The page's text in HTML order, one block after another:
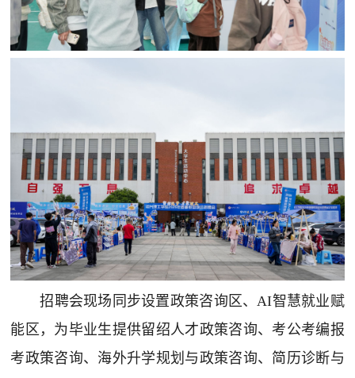
招聘会现场同步设置政策咨询区、AI智慧就业赋
能区，为毕业生提供留绍人才政策咨询、考公考编报
考政策咨询、海外升学规划与政策咨询、简历诊断与